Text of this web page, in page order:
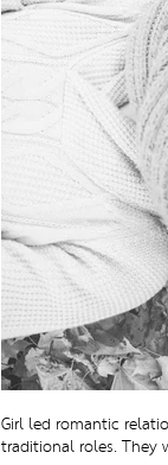
Girl led romantic
traditional roles. They